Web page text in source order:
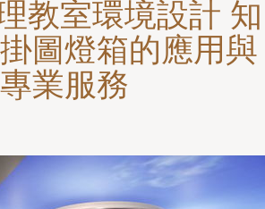
教室環境設計 知
圖燈箱的應用與
專業服務